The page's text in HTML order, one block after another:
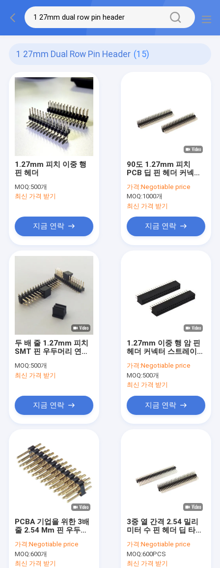
1 27mm Dual Row Pin Header (15)
1.27mm 피치 이중 행
핀 헤더
MOQ:500개
최신 가격 받기
지금 연락
90도 1.27mm 피치
PCB 딥 핀 헤더 커넥터
가격:Negotiable price
MOQ:1000개
최신 가격 받기
지금 연락
두 배 줄 1.27mm 피치
SMT 핀 우두머리 연결
MOQ:500개
최신 가격 받기
지금 연락
1.27mm 이중 행 암 핀
헤더 커넥터 스트레이트
가격:Negotiable price
MOQ:500개
최신 가격 받기
지금 연락
PCBA 기업을 위한 3배
줄 2.54 Mm 핀 우두머
머리 연결관
가격:Negotiable price
MOQ:600개
최신 가격 받기
3중 열 간격 2.54 밀리
미터 수 핀 헤더 딥 타입
가격:Negotiable price
MOQ:600PCS
최신 가격 받기